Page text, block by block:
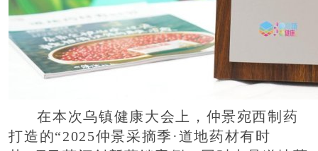
在本次乌镇健康大会上，仲景宛西制药
打造的“2025仲景采摘季·道地药材有时